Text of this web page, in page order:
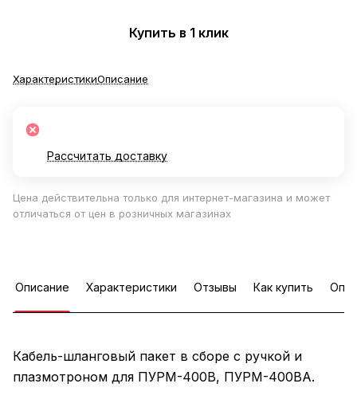
Купить в 1 клик
ХарактеристикиОписание
Рассчитать доставку
Цена действительна только для интернет-магазина и может
отличаться от цен в розничных магазинах
Описание Характеристики Отзывы Как купить
Кабель-шланговый пакет в сборе с ручкой и
плазмотроном для ПУРМ-400В, ПУРМ-400ВА.